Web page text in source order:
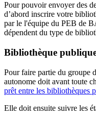
Pour pouvoir envoyer des
d’abord inscrire votre
par le l'équipe du PEB de
dépendent du type de
Bibliothèque
Pour faire partie du groupe
autonome doit avant toute
prêt entre les bibliothèques
Elle doit ensuite suivre les